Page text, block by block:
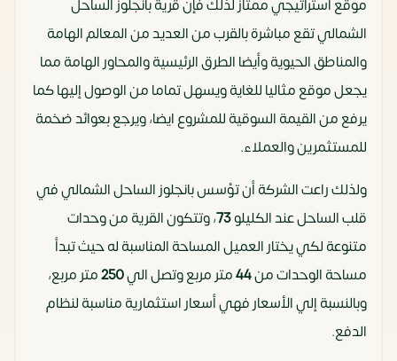
موقع استراتيجي ممتاز لذلك فإن قرية بانجلوز الساحل
الشمالي تقع مباشرة بالقرب من العديد من المعالم الهامة
والمناطق الحيوية وأيضا الطرق الرئيسية والمحاور الهامة مما
يجعل موقع مثاليا للغاية ويسهل تماما من الوصول إليها كما
يرفع من القيمة السوقية للمشروع ايضا، ويرجع بعوائد ضخمة
للمستثمرين والعملاء.
ولذلك راعت الشركة أن تؤسس بانجلوز الساحل الشمالي في
قلب الساحل عند الكليلو73، وتتكون القرية من وحدات
متنوعة لكي يختار العميل المساحة المناسبة له حيث تبدأ
مساحة الوحدات من44متر مربع وتصل الي250متر مربع،
وبالنسبة إلي الأسعار فهي أسعار استثمارية مناسبة لنظام
الدفع.